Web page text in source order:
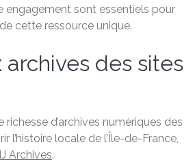
engagement sont essentiels pour
cette ressource unique.
archives des sites
d’archives numériques des
l’histoire locale de l’Île-de-France,
Archives.